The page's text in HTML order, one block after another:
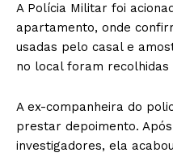
A Polícia Militar foi
apartamento, onde
usadas pelo casal e
no local foram
A ex-companheira do
prestar depoimento.
investigadores, ela